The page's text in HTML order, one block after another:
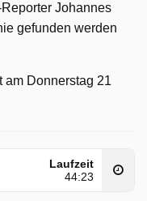
Johannes
gefunden werden
am Donnerstag 21
Laufzeit
44:23